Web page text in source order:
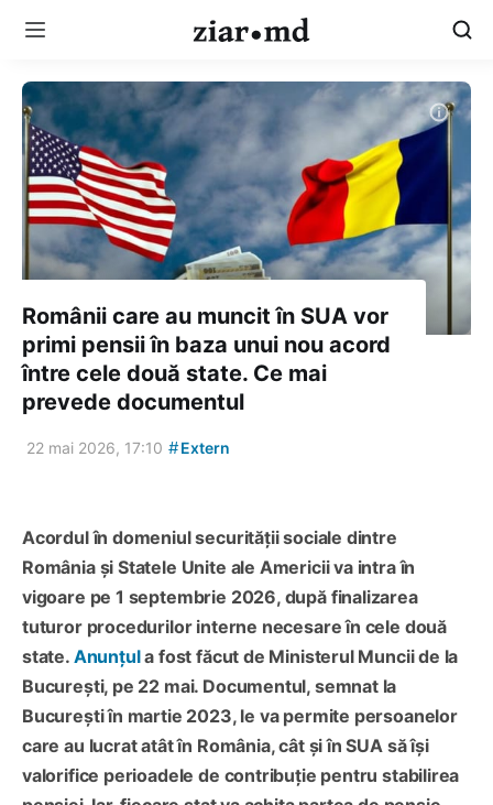
Românii care au muncit în SUA vor
primi pensii în baza unui nou acord
între cele două state. Ce mai
prevede documentul
22 mai 2026, 17:10 #Extern
Acordul în domeniul securității sociale dintre
România și Statele Unite ale Americii va intra în
vigoare pe 1 septembrie 2026, după finalizarea
tuturor procedurilor interne necesare în cele două
state. Anunțula fost făcut de Ministerul Muncii de la
București, pe 22 mai. Documentul, semnat la
București în martie 2023, le va permite persoanelor
care au lucrat atât în România, cât și în SUA să își
valorifice perioadele de contribuție pentru stabilirea